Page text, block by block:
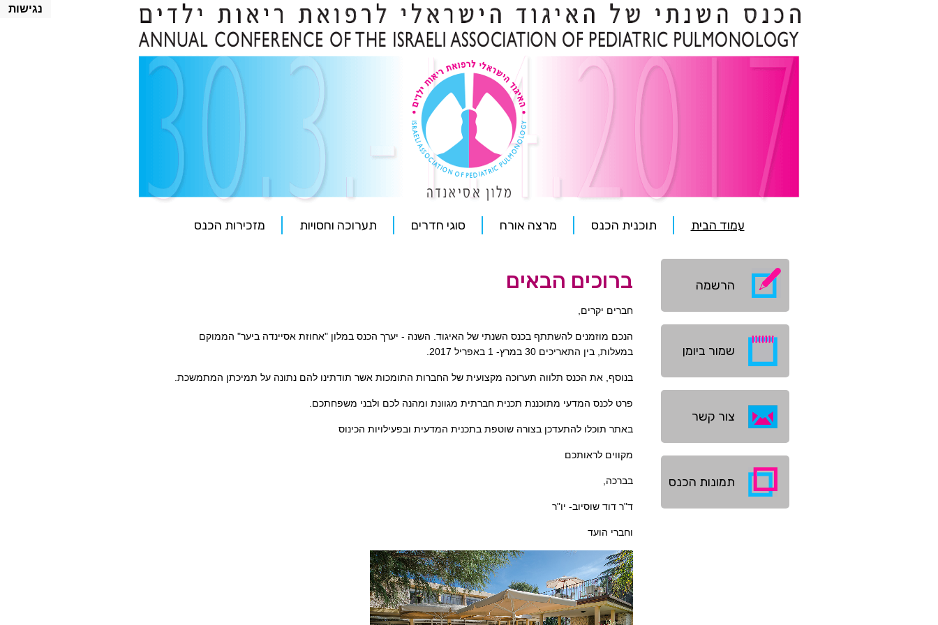
נגישות
עמוד הבית תוכנית הכנס מרצה אורח סוגי חדרים תערוכה וחסויות מזכירות הכנס
קישורים
חשובים
הרשמה
חדש
שמור ביומן
ics
צור קשר
תמונות הכנס
ברוכים הבאים
חברים יקרים,
הנכם מוזמנים להשתתף בכנס השנתי של האיגוד. השנה - יערך הכנס במלון "אחוזת אסיינדה ביער" הממוקם
במעלות, בין התאריכים 30 במרץ- 1 באפריל 2017.
בנוסף, את הכנס תלווה תערוכה מקצועית של החברות התומכות אשר תודתינו להם נתונה על תמיכתן המתמשכת.
פרט לכנס המדעי מתוכננת תכנית חברתית מגוונת ומהנה לכם ולבני משפחתכם.
באתר תוכלו להתעדכן בצורה שוטפת בתכנית המדעית ובפעילויות הכינוס
מקווים לראותכם
בברכה,
ד"ר דוד שוסיוב- יו"ר
וחברי הועד